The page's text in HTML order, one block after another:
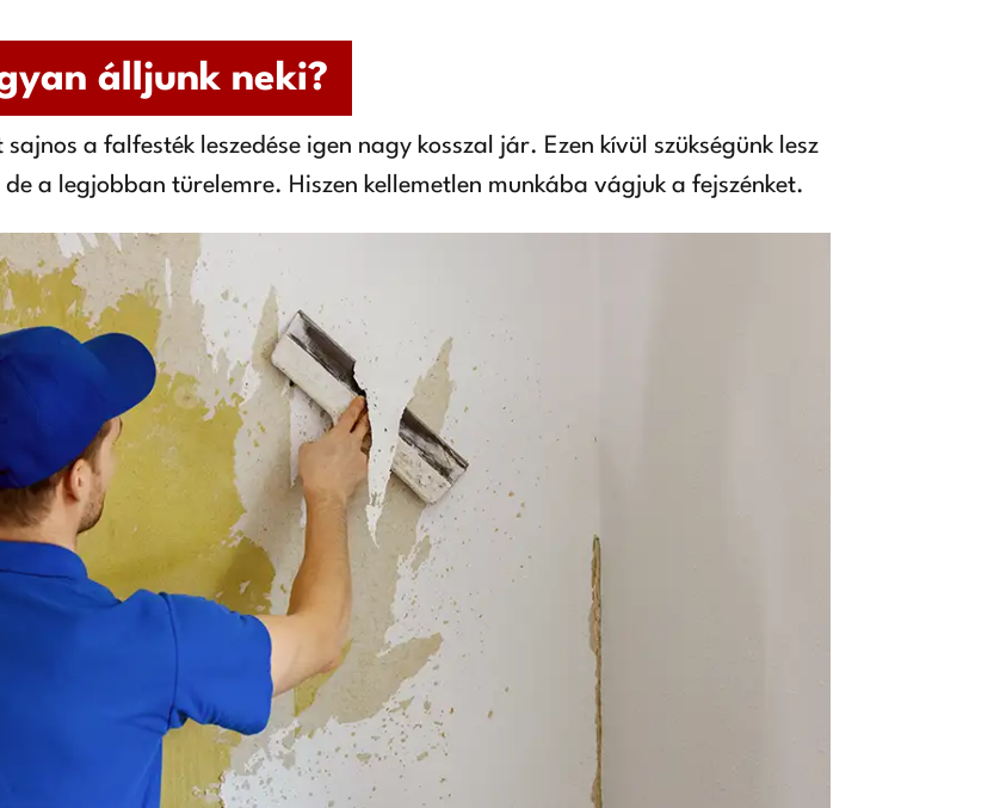
álljunk neki?
a falfesték leszedése igen nagy kosszal jár. Ezen kívül szükségünk lesz
a legjobban türelemre. Hiszen kellemetlen munkába vágjuk a fejszénket.